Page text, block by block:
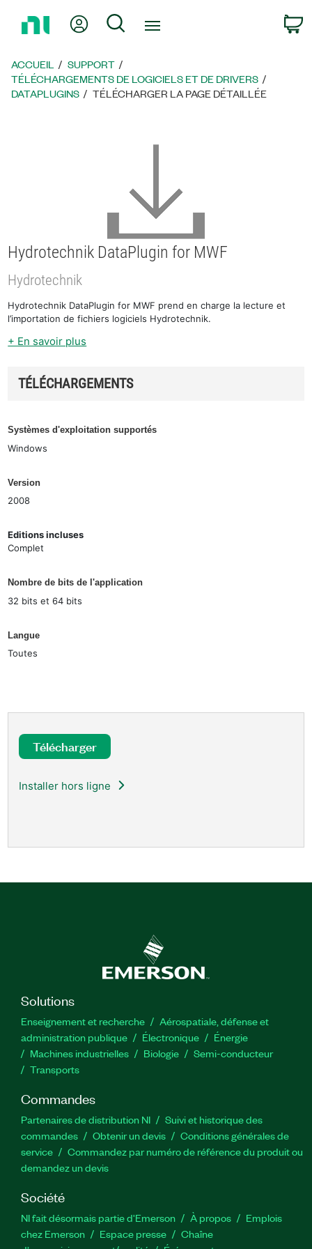
page
d’accueil
Mon compteRechercher
ACCUEIL
SUPPORT
TÉLÉCHARGEMENTS DE LOGICIELS ET DE DRIVERS
DATAPLUGINS
TÉLÉCHARGER LA PAGE DÉTAILLÉE
Hydrotechnik DataPlugin for MWF
Hydrotechnik
Hydrotechnik DataPlugin for MWF prend en charge la lecture et
l’importation de fichiers logiciels Hydrotechnik.
+ En savoir plus
TÉLÉCHARGEMENTS
Systèmes d'exploitation supportés
Windows
Version
2008
Editions incluses
Complet
Nombre de bits de l'application
32 bits et 64 bits
Langue
Toutes
Télécharger
Installer hors ligne
Solutions
Enseignement et recherche
Aérospatiale, défense et
administration publique
Électronique
Énergie​
Machines industrielles
Biologie
Semi-conducteur
Transports
Commandes
Partenaires de distribution NI
Suivi et historique des
commandes
Obtenir un devis
Conditions générales de
service
Commandez par numéro de référence du produit ou
demandez un devis
Société
NI fait désormais partie d'Emerson À propos
Emplois
chez Emerson
Espace presse
Chaîne